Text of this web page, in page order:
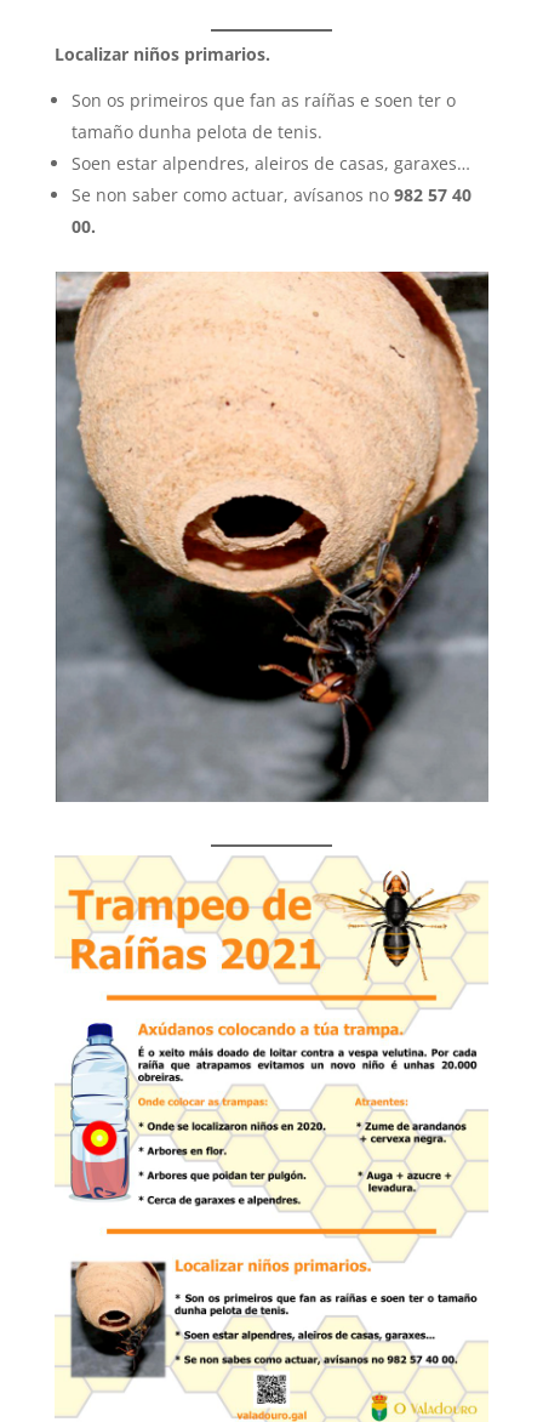
Localizar niños primarios.
Son os primeiros que fan as raíñas e soen ter o
tamaño dunha pelota de tenis.
Soen estar alpendres, aleiros de casas, garaxes…
Se non saber como actuar, avísanos no 982 57 40
00.